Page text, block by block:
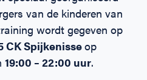
van de kinderen van
wordt gegeven op
CK Spijkenisseop
19:00 – 22:00 uur.